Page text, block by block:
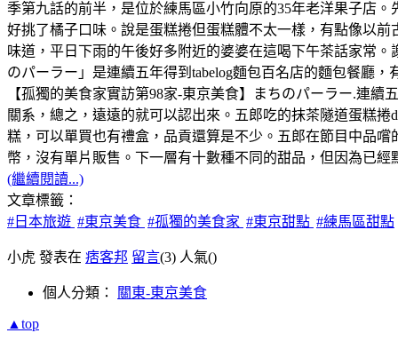
季第九話的前半，是位於練馬區小竹向原的35年老洋果子店
好挑了橘子口味。說是蛋糕捲但蛋糕體不太一樣，有點像以
味道，平日下雨的午後好多附近的婆婆在這喝下午茶話家常
のパーラー」是連續五年得到tabelog麵包百名店的麵包餐廳，
【孤獨的美食家實訪第98家-東京美食】まちのパーラー.連
關系，總之，遠遠的就可以認出來。五郎吃的抹茶隧道蛋糕
糕，可以單買也有禮盒，品貢還算是不少。五郎在節目中品
幣，沒有單片販售。下一層有十數種不同的甜品，但因為已
(繼續閱讀...)
文章標籤：
#日本旅遊 #東京美食 #孤獨的美食家 #東京甜點 #練馬區甜點
小虎 發表在 痞客邦 留言(3) 人氣()
個人分類： 關東-東京美食
▲top